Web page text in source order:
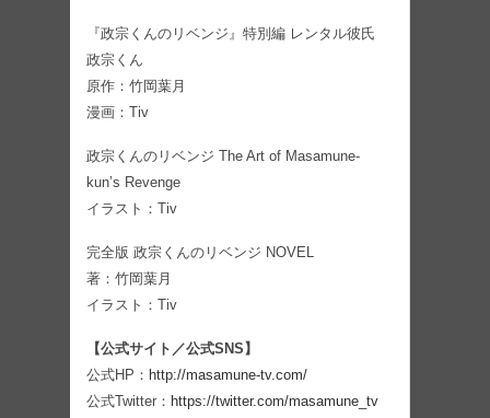
『政宗くんのリベンジ』特別編 レンタル彼氏
政宗くん
原作：竹岡葉月
漫画：Tiv
政宗くんのリベンジ The Art of Masamune-
kun’s Revenge
イラスト：Tiv
完全版 政宗くんのリベンジ NOVEL
著：竹岡葉月
イラスト：Tiv
【公式サイト／公式SNS】
公式HP： http://masamune-tv.com/
公式Twitter： https://twitter.com/masamune_tv